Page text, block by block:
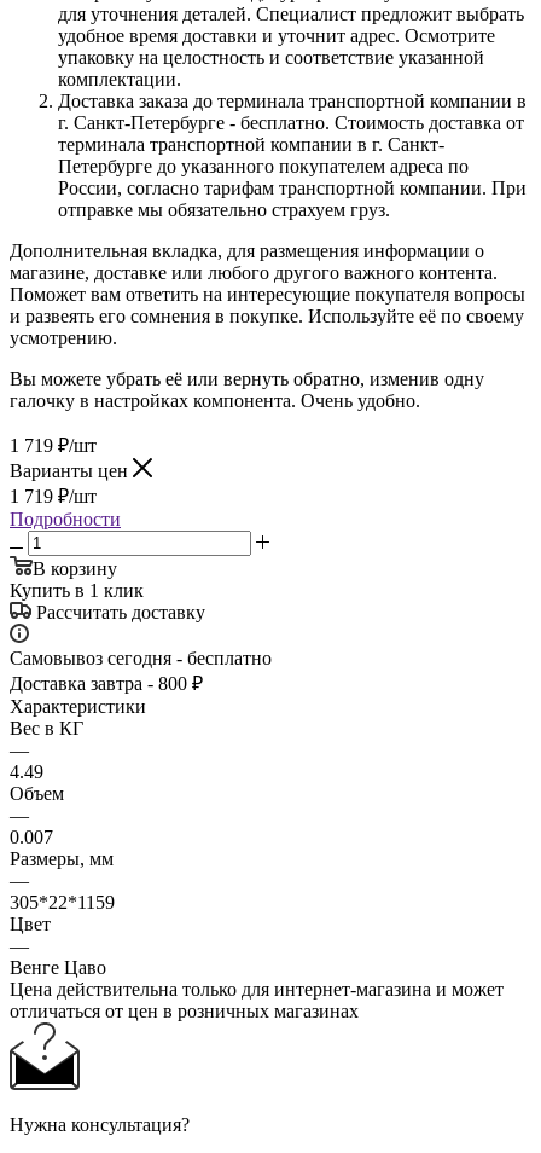
для уточнения деталей. Специалист предложит выбрать
удобное время доставки и уточнит адрес. Осмотрите
упаковку на целостность и соответствие указанной
комплектации.
Доставка заказа до терминала транспортной компании в
г. Санкт-Петербурге - бесплатно. Стоимость доставка от
терминала транспортной компании в г. Санкт-
Петербурге до указанного покупателем адреса по
России, согласно тарифам транспортной компании. При
отправке мы обязательно страхуем груз.
Дополнительная вкладка, для размещения информации о
магазине, доставке или любого другого важного контента.
Поможет вам ответить на интересующие покупателя вопросы
и развеять его сомнения в покупке. Используйте её по своему
усмотрению.
Вы можете убрать её или вернуть обратно, изменив одну
галочку в настройках компонента. Очень удобно.
1 719 ₽/шт
Варианты цен
1 719 ₽/шт
Подробности
В корзину
Купить в 1 клик
Рассчитать доставку
Самовывоз сегодня - бесплатно
Доставка завтра - 800 ₽
Характеристики
Вес в КГ
—
4.49
Объем
—
0.007
Размеры, мм
—
305*22*1159
Цвет
—
Венге Цаво
Цена действительна только для интернет-магазина и может
отличаться от цен в розничных магазинах
Нужна консультация?